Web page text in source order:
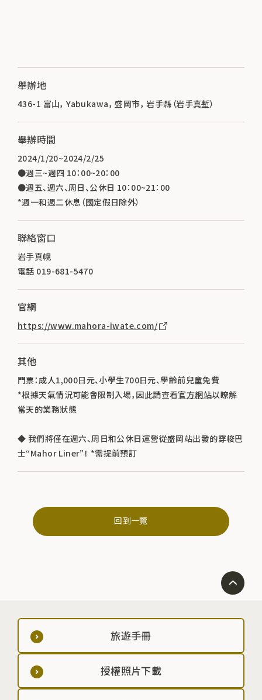
舉辦地
436-1 富山， Yabukawa， 盛岡市， 岩手縣（岩手真塹）
舉辦時間
2024/1/20~2024/2/25
●週三~週四 10：00~20：00
●週五、週六、周日、公休日 10：00~21：00
*週一和週二休息（國定假日除外）
聯絡窗口
岩手真幌
電話 019-681-5470
官網
https://www.mahora-iwate.com/
其他
門票：成人1,000日元、小學生700日元、學齡前兒童免費
*根據天氣情況可能會限制入場，因此請查看官方網站以瞭解
當天的業務狀態
◆ 我們將僅在週六、周日和公休日運營從盛岡站出發的穿梭巴
士“Mahor Liner”！ *需提前預訂
回到一覽
旅遊手冊
授權照片下載